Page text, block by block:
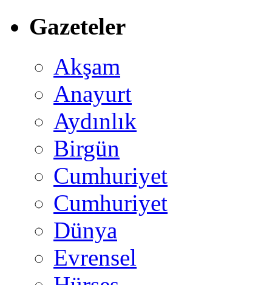
Gazeteler
Akşam
Anayurt
Aydınlık
Birgün
Cumhuriyet
Cumhuriyet
Dünya
Evrensel